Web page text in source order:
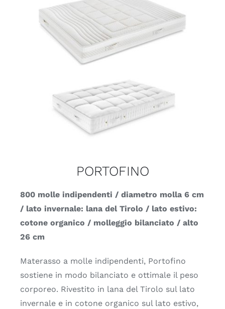
PORTOFINO
800 molle indipendenti / diametro molla 6 cm
/ lato invernale: lana del Tirolo / lato estivo:
cotone organico / molleggio bilanciato / alto
26 cm
Materasso a molle indipendenti, Portofino
sostiene in modo bilanciato e ottimale il peso
corporeo. Rivestito in lana del Tirolo sul lato
invernale e in cotone organico sul lato estivo,